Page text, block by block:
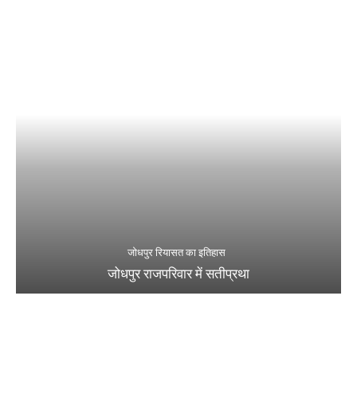
जोधपुर रियासत का इतिहास
जोधपुर राजपरिवार में सतीप्रथा